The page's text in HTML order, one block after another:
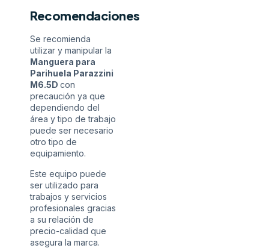
Recomendaciones
Se recomienda
utilizar y manipular la
Manguera para
Parihuela Parazzini
M6.5D con
precaución ya que
dependiendo del
área y tipo de trabajo
puede ser necesario
otro tipo de
equipamiento.
Este equipo puede
ser utilizado para
trabajos y servicios
profesionales gracias
a su relación de
precio-calidad que
asegura la marca.